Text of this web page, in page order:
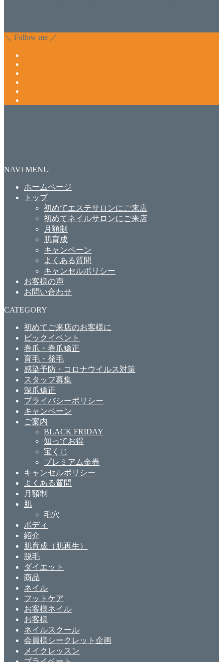
＼ Follow me ／
NAVI MENU
ホームページ
トップ
初めてエステサロンにご来店
初めてネイルサロンにご来店
月額制
肌育成
キャンペーン
よくある質問
キャンセルポリシー
お客様の声
お問い合わせ
CATEGORY
初めてご来店のお客様に
ビックイベント
巻爪・巻爪矯正
育毛・発毛
感染予防・コロナウイルス対策
スタッフ募集
深爪矯正
プライバシーポリシー
キャンペーン
ご案内
BLACK FRIDAY
知ってお得
宝くじ
プレミアム金券
キャンセルポリシー
よくある質問
月額制
肌
毛穴
ボディ
紹介
肌育成（肌再生）
脱毛
ダイエット
商品
ネイル
フットケア
お客様ネイル
お客様
ネイルスクール
会員様シークレット企画
メイクレッスン